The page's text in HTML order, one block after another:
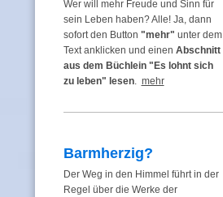
Wer will mehr Freude und Sinn für
sein Leben haben? Alle! Ja, dann
sofort den Button "mehr" unter dem
Text anklicken und einen Abschnitt
aus dem Büchlein "Es lohnt sich
zu leben" lesen. mehr
Barmherzig?
Der Weg in den Himmel führt in der
Regel über die Werke der